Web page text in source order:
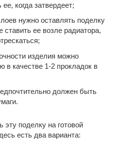
когда затвердеет;
нужно оставлять поделку
ставить ее возле радиатора,
изделия можно
в качестве 1-2 прокладок в
должен быть
поделку на готовой
есть два варианта: